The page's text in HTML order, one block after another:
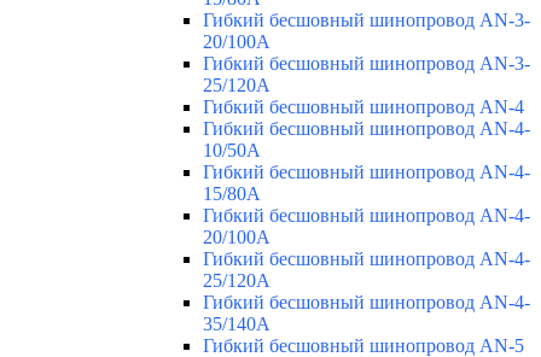
Гибкий бесшовный шинопровод AN-3-
20/100A
Гибкий бесшовный шинопровод AN-3-
25/120A
Гибкий бесшовный шинопровод AN-4
Гибкий бесшовный шинопровод AN-4-
10/50A
Гибкий бесшовный шинопровод AN-4-
15/80A
Гибкий бесшовный шинопровод AN-4-
20/100A
Гибкий бесшовный шинопровод AN-4-
25/120A
Гибкий бесшовный шинопровод AN-4-
35/140A
Гибкий бесшовный шинопровод AN-5